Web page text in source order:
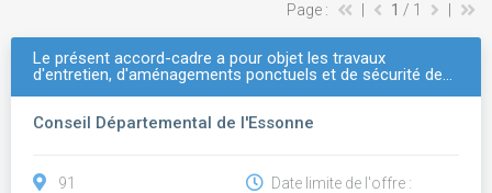
Page : 1 / 1
Le présent accord-cadre a pour objet les travaux
d'entretien, d'aménagements ponctuels et de sécurité de…
Conseil Départemental de l'Essonne
91
Date limite de l'offre :